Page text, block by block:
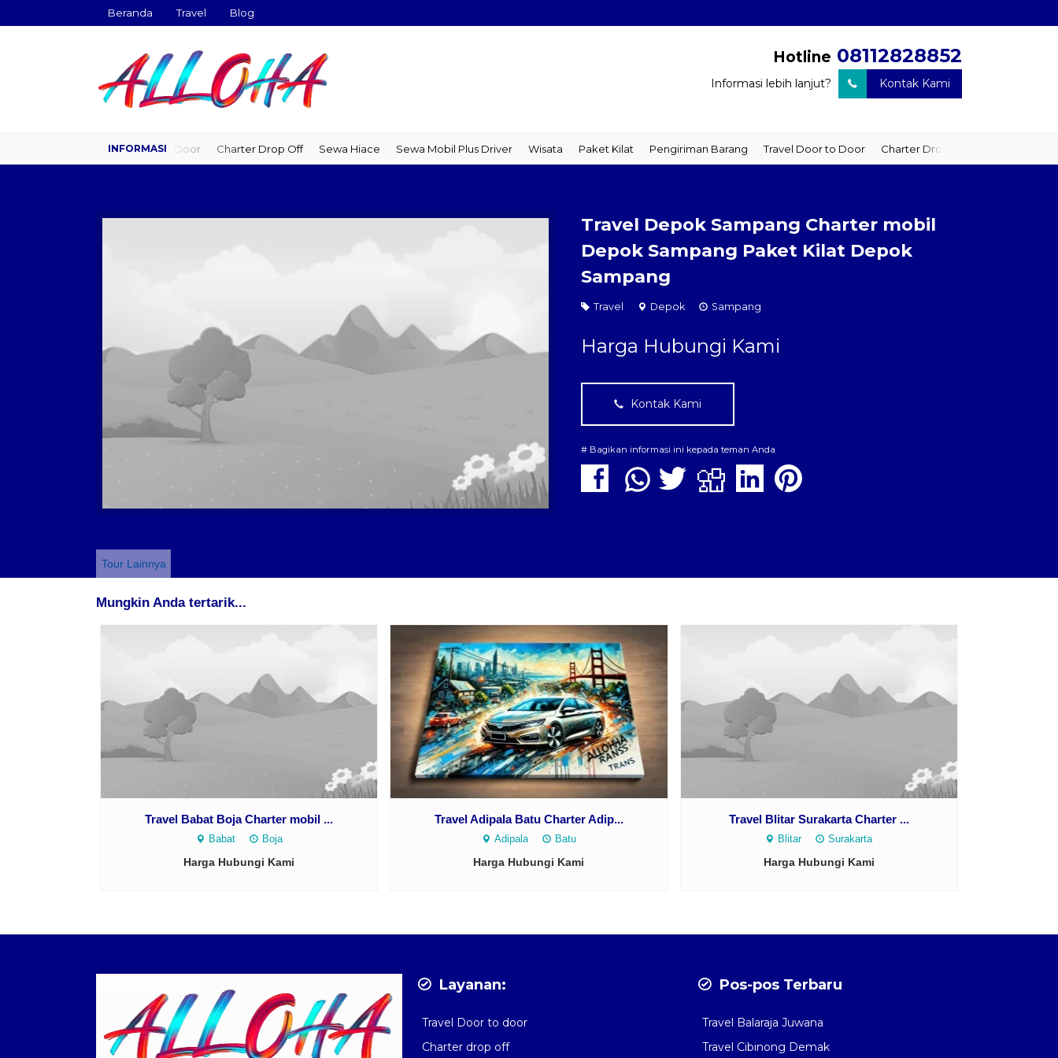
Beranda Travel Blog
Hotline 08112828852
Informasi lebih lanjut? Kontak Kami
Travel Door to Door Charter Drop Off Sewa Hiace Sewa Mobil Plus Driver Wisata Paket Kilat Pengiriman Barang Travel Door to Door Charter Drop Off
Travel Depok Sampang Charter mobil
Depok Sampang Paket Kilat Depok
Sampang
Travel Depok Sampang
Harga Hubungi Kami
Kontak Kami
# Bagikan informasi ini kepada teman Anda
Tour Lainnya
Mungkin Anda tertarik...
Travel Babat Boja Charter mobil ...
Babat Boja
Harga Hubungi Kami
Travel Adipala Batu Charter Adip...
Adipala Batu
Harga Hubungi Kami
Travel Blitar Surakarta Charter ...
Blitar Surakarta
Harga Hubungi Kami
Layanan:
Travel Door to door
Charter drop off
Pos-pos Terbaru
Travel Balaraja Juwana
Travel Cibinong Demak